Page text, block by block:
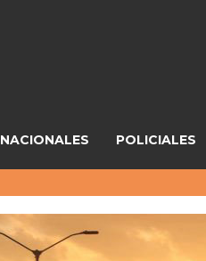
NACIONALES POLICIALES